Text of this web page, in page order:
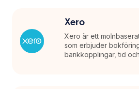
Xero
Xero är ett
som erbjuder
bankkopplingar, tid